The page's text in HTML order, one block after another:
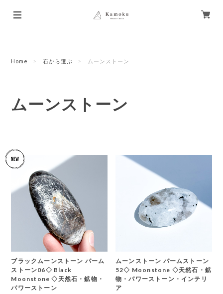
Home 石から選ぶ ムーンストーン
ムーンストーン
ブラックムーンストーン パーム
ストーン06◇ Black
Moonstone ◇天然石・鉱物・
パワーストーン
ムーンストーン パームストーン
52◇ Moonstone ◇天然石・鉱
物・パワーストーン・インテリ
ア